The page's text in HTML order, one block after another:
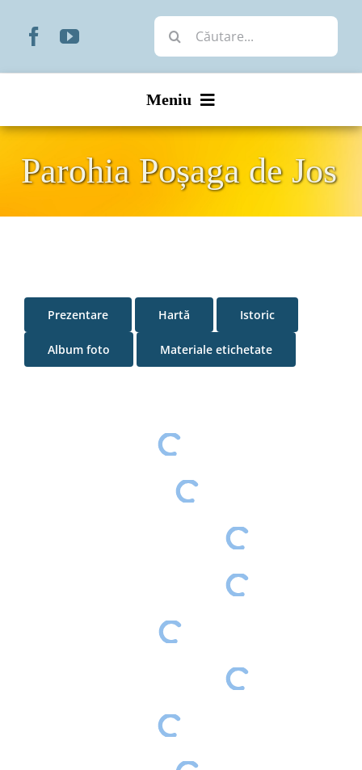
Cautare...
Meniu
Liturgic
Parohia Poșaga de Jos
Prezentare Hartă Istoric
Album foto Materiale etichetate